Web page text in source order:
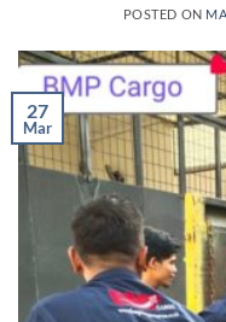
POSTED ON
27
Mar